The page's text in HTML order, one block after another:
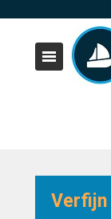
Verfijn